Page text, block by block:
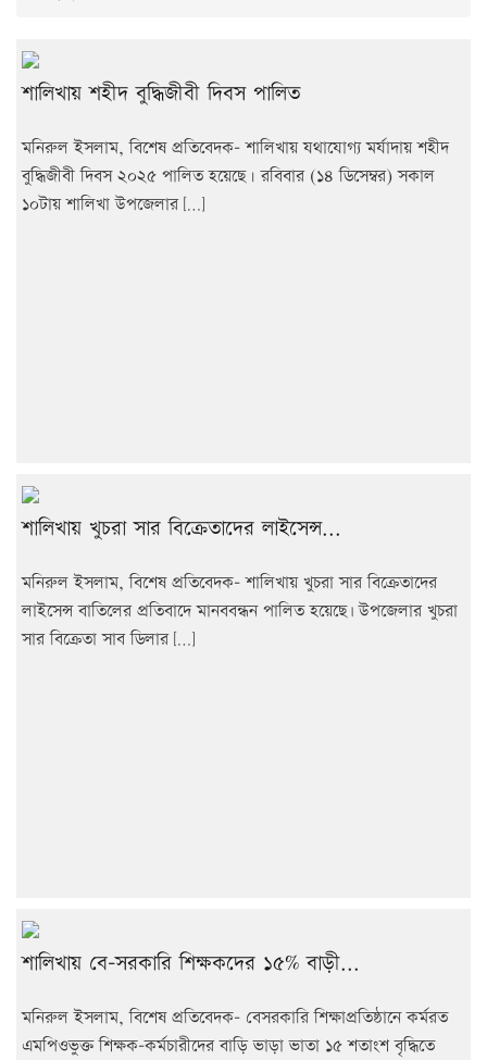
শালিখায় শহীদ বুদ্ধিজীবী দিবস পালিত
মনিরুল ইসলাম, বিশেষ প্রতিবেদক- শালিখায় যথাযোগ্য মর্যাদায় শহীদ
বুদ্ধিজীবী দিবস ২০২৫ পালিত হয়েছে। রবিবার (১৪ ডিসেম্বর) সকাল
১০টায় শালিখা উপজেলার […]
শালিখায় খুচরা সার বিক্রেতাদের লাইসেন্স...
মনিরুল ইসলাম, বিশেষ প্রতিবেদক- শালিখায় খুচরা সার বিক্রেতাদের
লাইসেন্স বাতিলের প্রতিবাদে মানববন্ধন পালিত হয়েছে৷ উপজেলার খুচরা
সার বিক্রেতা সাব ডিলার […]
শালিখায় বে-সরকারি শিক্ষকদের ১৫% বাড়ী...
মনিরুল ইসলাম, বিশেষ প্রতিবেদক- বেসরকারি শিক্ষাপ্রতিষ্ঠানে কর্মরত
এমপিওভুক্ত শিক্ষক-কর্মচারীদের বাড়ি ভাড়া ভাতা ১৫ শতাংশ বৃদ্ধিতে